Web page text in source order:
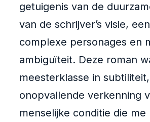
getuigenis van de
van de schrijver’s visie,
complexe personages en
ambiguïteit. Deze roman
meesterklasse in
onopvallende verkenning
menselijke conditie die